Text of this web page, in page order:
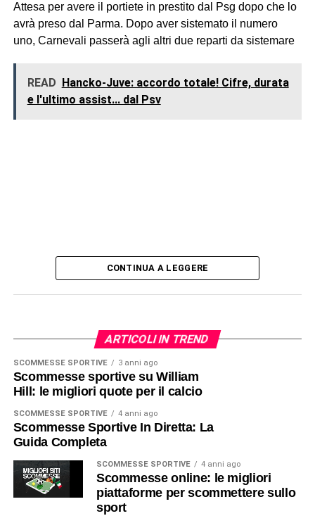
Attesa per avere il portiete in prestito dal Psg dopo che lo
avrà preso dal Parma. Dopo aver sistemato il numero
uno, Carnevali passerà agli altri due reparti da sistemare
READ
Hancko-Juve: accordo totale! Cifre, durata
e l'ultimo assist... dal Psv
CONTINUA A LEGGERE
ARTICOLI IN TREND
SCOMMESSE SPORTIVE 3 anni ago
Scommesse sportive su William
Hill: le migliori quote per il calcio
SCOMMESSE SPORTIVE 4 anni ago
Scommesse Sportive In Diretta: La
Guida Completa
SCOMMESSE SPORTIVE 4 anni ago
Scommesse online: le migliori
piattaforme per scommettere sullo
sport